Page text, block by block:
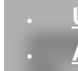
225/
M+S